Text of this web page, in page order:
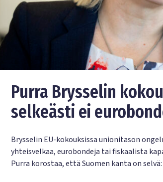
Purra Brysselin
selkeästi ei
Brysselin EU-kokouksissa unionitason
yhteisvelkaa, eurobondeja tai fiskaalista
Purra korostaa, että Suomen kanta on